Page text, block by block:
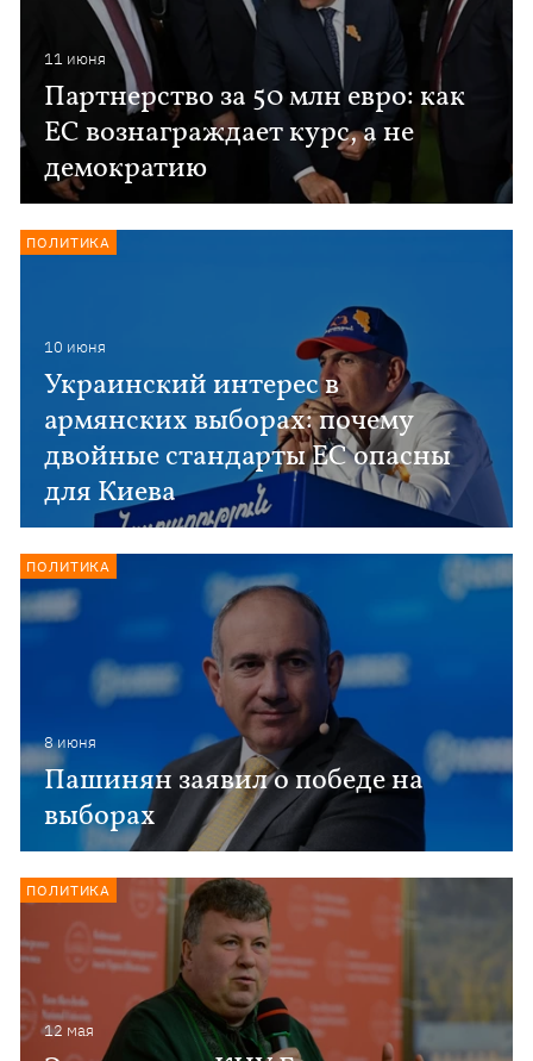
11 июня
Партнерство за 50 млн евро: как
ЕС вознаграждает курс, а не
демократию
10 июня
Украинский интерес в
армянских выборах: почему
двойные стандарты ЕС опасны
для Киева
ПОЛИТИКА
8 июня
Пашинян заявил о победе на
выборах
ПОЛИТИКА
12 мая
ПОЛИТИКА